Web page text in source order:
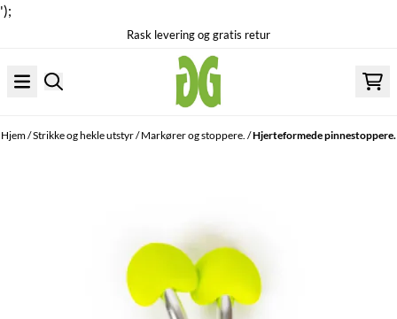
');
Rask levering og gratis retur
Hjem/Strikke og hekle utstyr/Markører og stoppere. /Hjerteformede pinnestoppere.